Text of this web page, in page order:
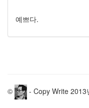
예쁘다.
© - Copy Write 2013